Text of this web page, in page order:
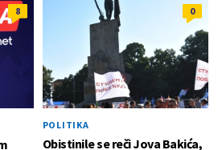
8 0
POLITIKA
Obistinile se reči Jova Bakića,